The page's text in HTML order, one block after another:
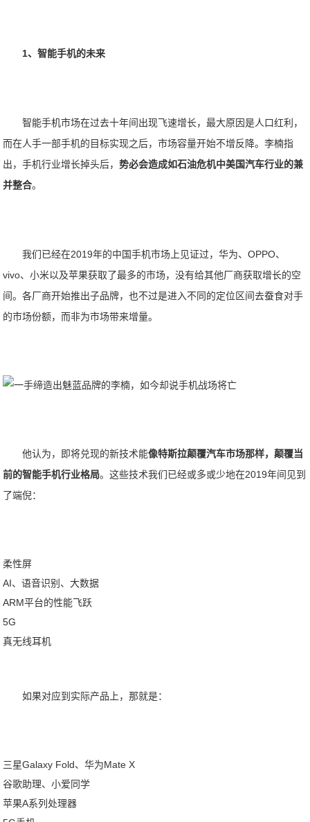
1、智能手机的未来
智能手机市场在过去十年间出现飞速增长，最大原因是人口红利，
而在人手一部手机的目标实现之后，市场容量开始不增反降。李楠指
出，手机行业增长掉头后，势必会造成如石油危机中美国汽车行业的兼
并整合。
我们已经在2019年的中国手机市场上见证过，华为、OPPO、
vivo、小米以及苹果获取了最多的市场，没有给其他厂商获取增长的空
间。各厂商开始推出子品牌，也不过是进入不同的定位区间去蚕食对手
的市场份额，而非为市场带来增量。
他认为，即将兑现的新技术能像特斯拉颠覆汽车市场那样，颠覆当
前的智能手机行业格局。这些技术我们已经或多或少地在2019年间见到
了端倪：
柔性屏
AI、语音识别、大数据
ARM平台的性能飞跃
5G
真无线耳机
如果对应到实际产品上，那就是：
三星Galaxy Fold、华为Mate X
谷歌助理、小爱同学
苹果A系列处理器